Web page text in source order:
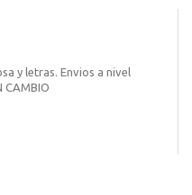
y letras. Envios a nivel
CAMBIO